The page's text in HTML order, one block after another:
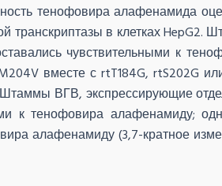
тенофовира алафенамида
транскриптазы в клетках
чувствительными к
вместе с rtT184G, rtS202G
ВГВ, экспрессирующие
к тенофовира алафенамиду;
алафенамиду (3,7-кратное